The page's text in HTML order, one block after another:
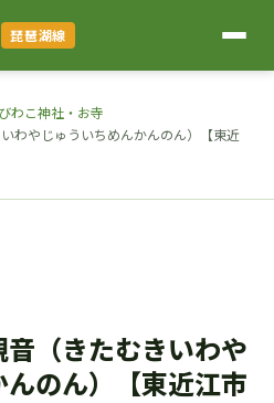
琵琶湖線
わこ神社・お寺
わやじゅういちめんかんのん）【東近
（きたむきいわや
のん）【東近江市